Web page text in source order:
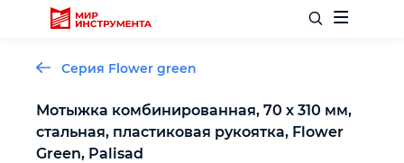
Отделочный инструмент
Серия Flower green
Мотыжка комбинированная, 70 х 310 мм,
стальная, пластиковая рукоятка, Flower
Green, Palisad